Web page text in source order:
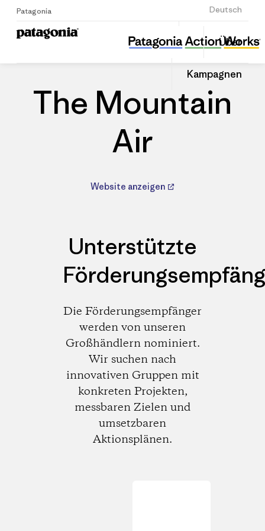
Patagonia Deutsch
Anmelden
Über
Kampagnen
The Mountain Air
Diesen
Beitrag
Auf
teilen
The Mountain
Air
Website anzeigen
Unterstützte
Die Förderungsempfänger
werden von unseren
Großhändlern nominiert.
Wir suchen nach
innovativen Gruppen mit
konkreten Projekten,
messbaren Zielen und
umsetzbaren
Aktionsplänen.